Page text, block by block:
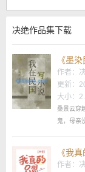
决绝作品集下载
《墨染
作者：
更新：
大小：
桑景云穿
鬼，母亲
《我
作者：